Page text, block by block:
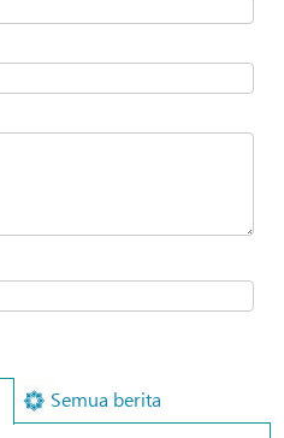
Semua berita